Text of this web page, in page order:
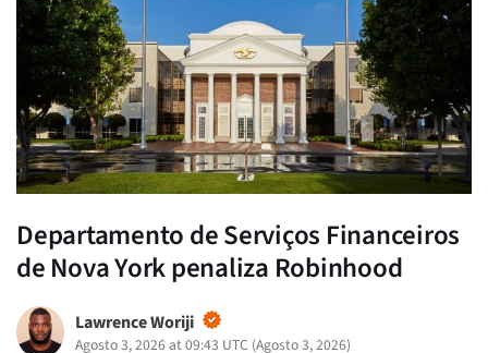
Departamento de Serviços Financeiros
de Nova York penaliza Robinhood
Lawrence Woriji
Agosto 3, 2026 at 09:43 UTC (Agosto 3, 2026)